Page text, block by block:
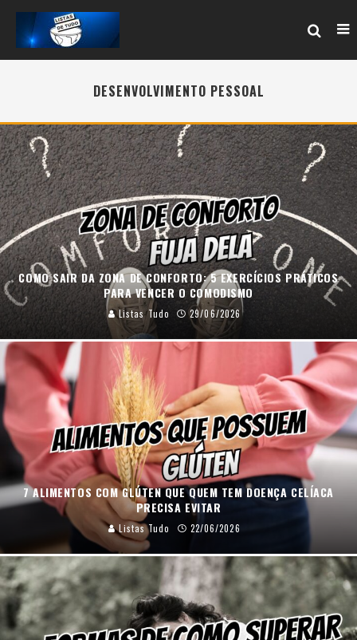
DESENVOLVIMENTO PESSOAL
COMO SAIR DA ZONA DE CONFORTO: 5 EXERCÍCIOS PRÁTICOS
PARA VENCER O COMODISMO
Listas Tudo 29/06/2026
7 ALIMENTOS COM GLÚTEN QUE QUEM TEM DOENÇA CELÍACA
PRECISA EVITAR
Listas Tudo 22/06/2026